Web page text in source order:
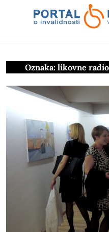
Oznaka: likovne